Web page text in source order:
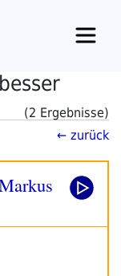
(2 Ergebnisse)
← zurück